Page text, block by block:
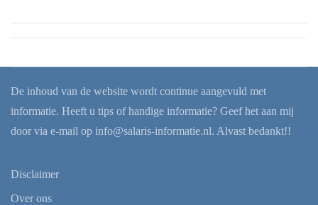
De inhoud van de website wordt continue aangevuld met
informatie. Heeft u tips of handige informatie? Geef het aan mij
door via e-mail op info@salaris-informatie.nl. Alvast bedankt!!
Disclaimer
Over ons